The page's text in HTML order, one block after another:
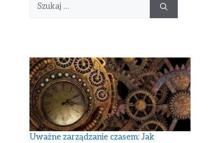
Uważne zarządzanie czasem: Jak